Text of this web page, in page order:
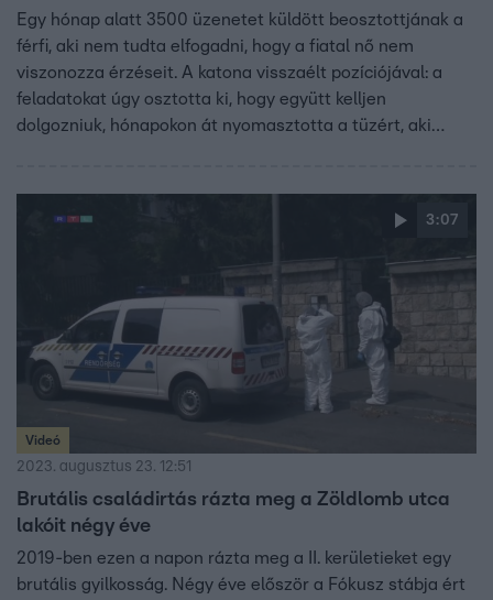
Egy hónap alatt 3500 üzenetet küldött beosztottjának a
férfi, aki nem tudta elfogadni, hogy a fiatal nő nem
viszonozza érzéseit. A katona visszaélt pozíciójával: a
feladatokat úgy osztotta ki, hogy együtt kelljen
dolgozniuk, hónapokon át nyomasztotta a tüzért, aki
3:07
Videó
2023. augusztus 23. 12:51
Brutális családirtás rázta meg a Zöldlomb utca
lakóit négy éve
2019-ben ezen a napon rázta meg a II. kerületieket egy
brutális gyilkosság. Négy éve először a Fókusz stábja ért